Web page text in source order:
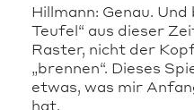
Hillmann: Genau.
Teufel“ aus dieser
Raster, nicht der
„brennen“. Dieses
etwas, was mir
hat.